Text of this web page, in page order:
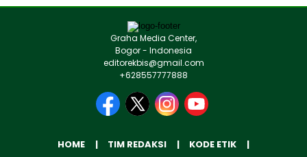
Graha Media Center,
Bogor - Indonesia
editorekbis@gmail.com
+628557777888
HOME TIM REDAKSI
KODE ETIK